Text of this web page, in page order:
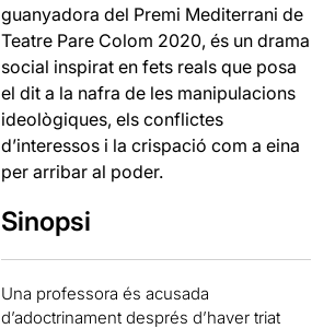
guanyadora del Premi Mediterrani de
Teatre Pare Colom 2020, és un drama
social inspirat en fets reals que posa
el dit a la nafra de les manipulacions
ideològiques, els conflictes
d’interessos i la crispació com a eina
per arribar al poder.
Sinopsi
Una professora és acusada
d’adoctrinament després d’haver triat